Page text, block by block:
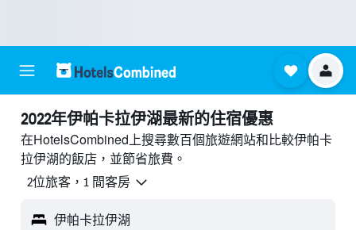
2022年伊帕卡拉伊湖最新的住宿優惠
在HotelsCombined上搜尋數百個旅遊網站和比較伊帕卡
拉伊湖的飯店，並節省旅費。
2位旅客，1 間客房
伊帕卡拉伊湖